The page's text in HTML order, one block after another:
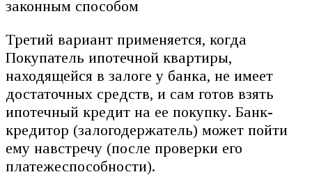
Третий вариант применяется, когда
Покупатель ипотечной квартиры,
находящейся в залоге у банка, не имеет
достаточных средств, и сам готов взять
ипотечный кредит на ее покупку. Банк-
кредитор (залогодержатель) может пойти
ему навстречу (после проверки его
платежеспособности).